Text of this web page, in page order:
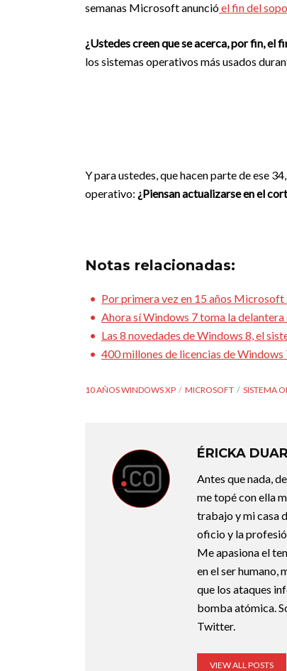
semanas Microsoft anuncióel fin del
¿Ustedes creen que se acerca, por fin, el
los sistemas operativos más usados
Y para ustedes, que hacen parte de ese
operativo: ¿Piensan actualizarse en el
Notas relacionadas:
Por primera vez en 15 años
Ahora sí Windows 7 toma la
Las 8 novedades de Windows 8, el
400 millones de licencias de
10 AÑOS WINDOWS XP MICROSOFT SISTEMA
ÉRICKA
Antes que nada,
me topé con ella
trabajo y mi casa
oficio y la
Me apasiona el
en el ser humano,
que los ataques
bomba atómica.
Twitter.
VIEW ALL POSTS